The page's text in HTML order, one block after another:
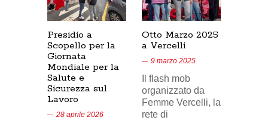
Presidio a
Scopello per la
Giornata
Mondiale per la
Salute e
Sicurezza sul
Lavoro
28 aprile 2026
Otto Marzo 2025
a Vercelli
9 marzo 2025
Il flash mob
organizzato da
Femme Vercelli, la
rete di